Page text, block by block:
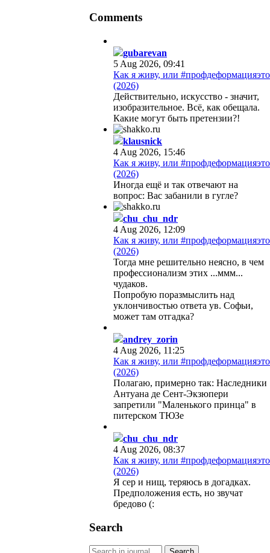
Comments
gubarevan
5 Aug 2026, 09:41
Как я живу, или #профдеформацияэто
(2026)
Действительно, искусство - значит,
изобразительное. Всё, как обещала.
Какие могут быть претензии?!
klausnick
4 Aug 2026, 15:46
Как я живу, или #профдеформацияэто
(2026)
Иногда ещё и так отвечают на
вопрос: Вас забанили в гугле?
chu_chu_ndr
4 Aug 2026, 12:09
Как я живу, или #профдеформацияэто
(2026)
Тогда мне решительно неясно, в чем
профессионализм этих ...ммм...
чудаков.
Попробую поразмыслить над
уклончивостью ответа ув. Софьи,
может там отгадка?
andrey_zorin
4 Aug 2026, 11:25
Как я живу, или #профдеформацияэто
(2026)
Полагаю, примерно так: Наследники
Антуана де Сент-Экзюпери
запретили "Маленького принца" в
питерском ТЮЗе
chu_chu_ndr
4 Aug 2026, 08:37
Как я живу, или #профдеформацияэто
(2026)
Я сер и нищ, теряюсь в догадках.
Предположения есть, но звучат
бредово (:
Search